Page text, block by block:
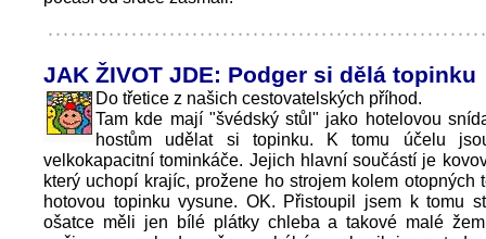
JAK ŽIVOT JDE: Podger si dělá topinku
Do třetice z našich cestovatelských příhod.
Tam kde mají "švédský stůl" jako hotelovou
hostům udělat si topinku. K tomu účelu
velkokapacitní tominkáče. Jejich hlavní součástí je
který uchopí krajíc, prožene ho strojem kolem otopných
hotovou topinku vysune. OK. Přistoupil jsem k tomu
ošatce měli jen bílé plátky chleba a takové malé